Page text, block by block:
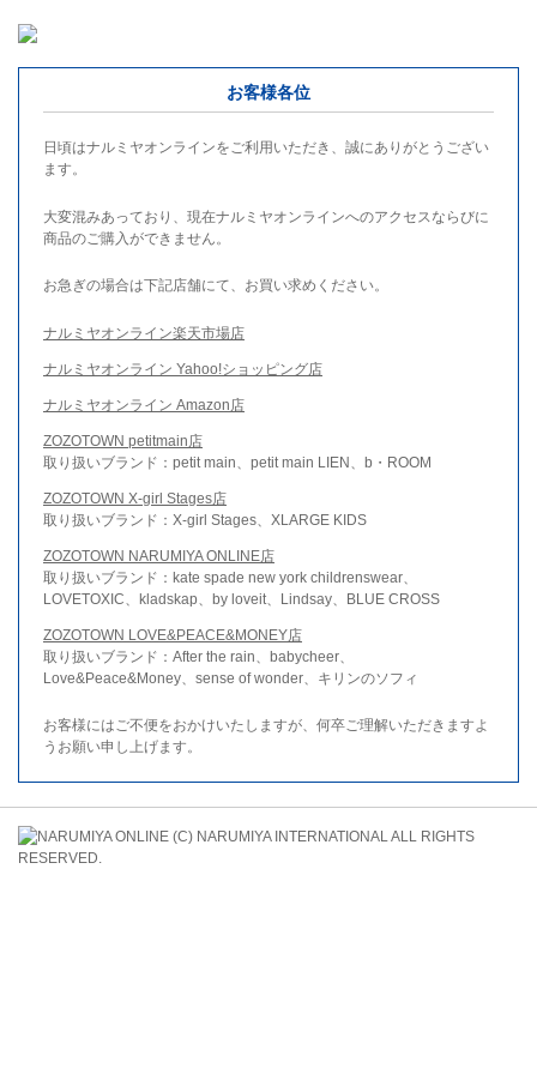
お客様各位
日頃はナルミヤオンラインをご利用いただき、誠にありがとうござい
ます。
大変混みあっており、現在ナルミヤオンラインへのアクセスならびに
商品のご購入ができません。
お急ぎの場合は下記店舗にて、お買い求めください。
ナルミヤオンライン楽天市場店
ナルミヤオンライン Yahoo!ショッピング店
ナルミヤオンライン Amazon店
ZOZOTOWN petitmain店
取り扱いブランド：petit main、petit main LIEN、b・ROOM
ZOZOTOWN X-girl Stages店
取り扱いブランド：X-girl Stages、XLARGE KIDS
ZOZOTOWN NARUMIYA ONLINE店
取り扱いブランド：kate spade new york childrenswear、
LOVETOXIC、kladskap、by loveit、Lindsay、BLUE CROSS
ZOZOTOWN LOVE&PEACE&MONEY店
取り扱いブランド：After the rain、babycheer、
Love&Peace&Money、sense of wonder、キリンのソフィ
お客様にはご不便をおかけいたしますが、何卒ご理解いただきますよ
うお願い申し上げます。